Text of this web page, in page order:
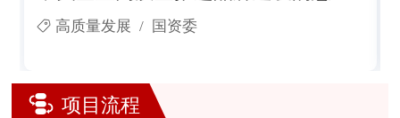
见》的通知
高质量发展 / 国资委
项目流程